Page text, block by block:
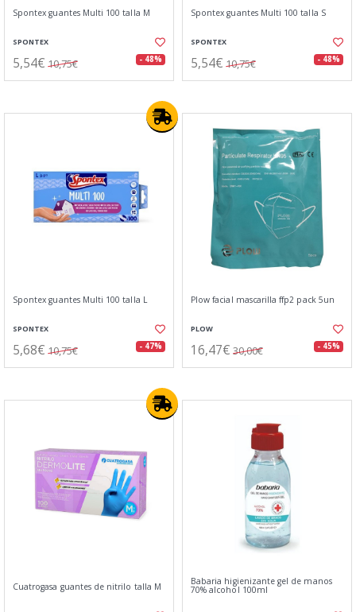
Spontex guantes Multi 100 talla M
SPONTEX
5,54€ 10,75€ - 48%
Spontex guantes Multi 100 talla S
SPONTEX
5,54€ 10,75€ - 48%
Spontex guantes Multi 100 talla L
SPONTEX
5,68€ 10,75€ - 47%
Plow facial mascarilla ffp2 pack 5un
PLOW
16,47€ 30,00€ - 45%
Cuatrogasa guantes de nitrilo talla M Babaria higienizante gel de manos
70% alcohol 100ml